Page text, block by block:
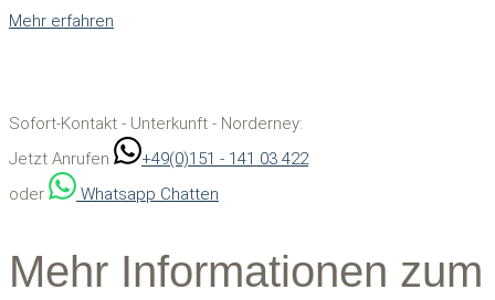
Mehr erfahren
Sofort-Kontakt - Unterkunft - Norderney:
Jetzt Anrufen
+49(0)151 - 141 03 422
oder
Whatsapp Chatten
Mehr Informationen zum